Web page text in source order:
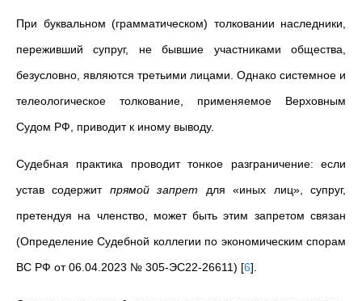
При буквальном (грамматическом) толковании наследники,
переживший супруг, не бывшие участниками общества,
безусловно, являются третьими лицами. Однако системное и
телеологическое толкование, применяемое Верховным
Судом РФ, приводит к иному выводу.
Судебная практика проводит тонкое разграничение: если
устав содержит прямой запрет для «иных лиц», супруг,
претендуя на членство, может быть этим запретом связан
(Определение Судебной коллегии по экономическим спорам
ВС РФ от 06.04.2023 № 305-ЭС22-26611) [6]